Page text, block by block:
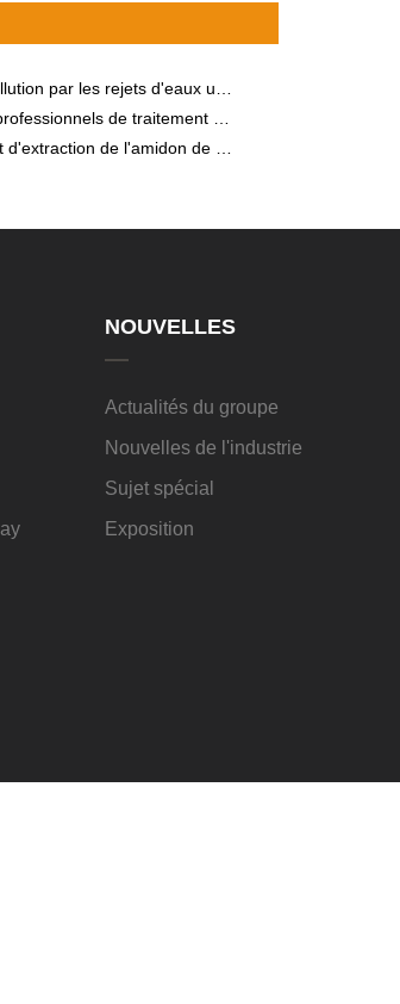
usées de traitement de l'amidon de patate douce
de traitement de l'amidon de manioc
de broyage du manioc et d'extraction de l'amidon de manioc
NOUVELLES
Actualités du groupe
Nouvelles de l'industrie
Sujet spécial
Exposition